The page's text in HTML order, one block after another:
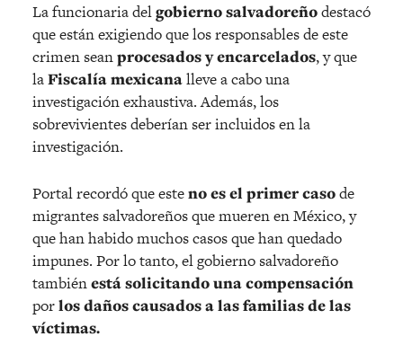
La funcionaria delgobierno salvadoreñodestacó
que están exigiendo que los responsables de este
crimen seanprocesados y encarcelados, y que
laFiscalía mexicanalleve a cabo una
investigación exhaustiva. Además, los
sobrevivientes deberían ser incluidos en la
investigación.
Portal recordó que esteno es el primer casode
migrantes salvadoreños que mueren en México, y
que han habido muchos casos que han quedado
impunes. Por lo tanto, el gobierno salvadoreño
tambiénestá solicitando una compensación
porlos daños causados a las familias de las
víctimas.